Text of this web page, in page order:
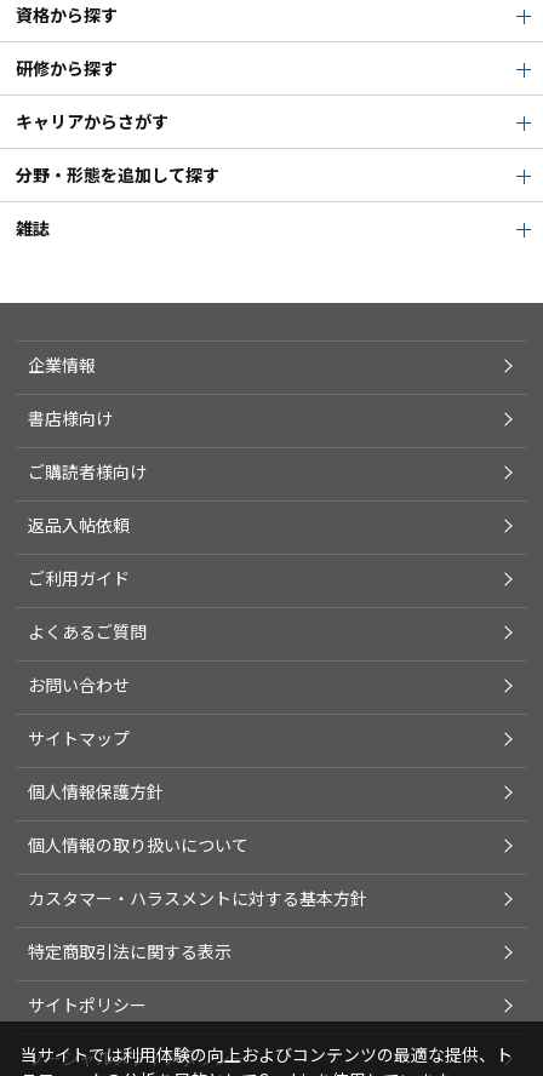
資格から探す
研修から探す
キャリアからさがす
分野・形態を追加して探す
雑誌
企業情報
書店様向け
ご購読者様向け
返品入帖依頼
ご利用ガイド
よくあるご質問
お問い合わせ
サイトマップ
個人情報保護方針
個人情報の取り扱いについて
カスタマー・ハラスメントに対する基本方針
特定商取引法に関する表示
サイトポリシー
ソーシャルメディアポリシー
当サイトでは利用体験の向上およびコンテンツの最適な提供、ト